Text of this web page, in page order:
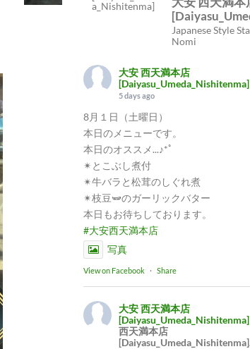
Japanese Style
Nomi
大安 西天満本店
[Daiyasu_Umeda_Nishitenma]
5 days ago
8月１日（土曜日）
本日のメニューです。
本日のオススメ...♪*ﾟ
✴︎とこぶし煮付
✴︎牛バラと松茸のしぐれ煮
✴︎枝豆🫛のガーリックバター
本日もお待ちしております。
#大安西天満本店
写真
View on Facebook · Share
大安 西天満本店
[Daiyasu_Umeda_Nishitenma]
西天満本店